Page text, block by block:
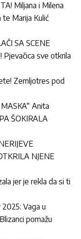
Miljana i Milena
te Marija Kulić
SA SCENE
sve otkrila
Zemljotres pod
Anita
ŠOKIRALA
NJENE
jer je rekla da si ti
Vaga u
pomažu